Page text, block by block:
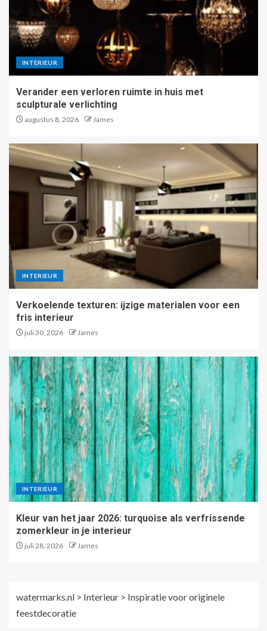
INTERIEUR
Verander een verloren ruimte in huis met
sculpturale verlichting
augustus 8, 2026 James
INTERIEUR
Verkoelende texturen: ijzige materialen voor een
fris interieur
juli 30, 2026 James
INTERIEUR
Kleur van het jaar 2026: turquoise als verfrissende
zomerkleur in je interieur
juli 28, 2026 James
watermarks.nl > Interieur > Inspiratie voor originele
feestdecoratie